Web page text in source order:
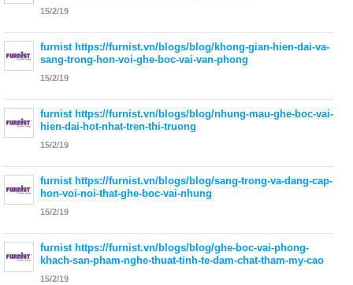
15/2/19
furnist https://furnist.vn/blogs/blog/khong-gian-hien-dai-va-
sang-trong-hon-voi-ghe-boc-vai-van-phong
15/2/19
furnist https://furnist.vn/blogs/blog/nhung-mau-ghe-boc-vai-
hien-dai-hot-nhat-tren-thi-truong
15/2/19
furnist https://furnist.vn/blogs/blog/sang-trong-va-dang-cap-
hon-voi-noi-that-ghe-boc-vai-nhung
15/2/19
furnist https://furnist.vn/blogs/blog/ghe-boc-vai-phong-
khach-san-pham-nghe-thuat-tinh-te-dam-chat-tham-my-cao
15/2/19